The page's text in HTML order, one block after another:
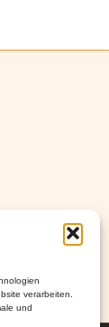
verarbeiten.
und